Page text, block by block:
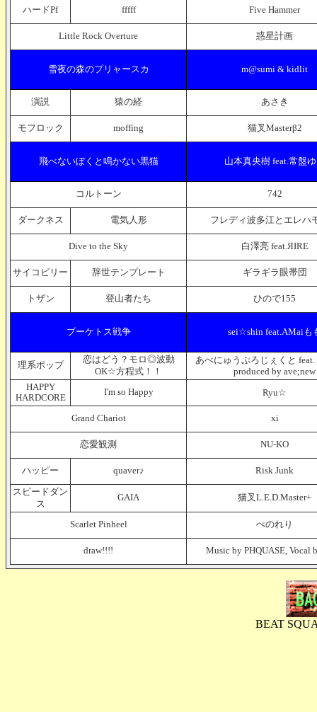
ハードPf fffff Five Hammer
Little Rock Overture 惑星計画
雪夜の森のプリャースカ m@sumi & kidlit
演説 猿の経 あさき
モフロック moffing 猫叉Masterβ2
飛べないぼくと鳴かない黒猫 山本真央樹 feat.常盤
コルトーン 742
ダークネス 電気人形 フレディ波多江とエレハ
Dive to the Sky 白澤亮 feat.ЯIRE
サイコビリー 辞世テンプレート ギラギラ眼帯団
トザン 登山者たち ひので155
ブーケトス戦争 sei☆shin feat.AMaiも
理系ポップ
恋はどう？モロ◎波動
OK☆方程式！！
あべにゅうぷろじぇくと
produced by ave;new
HAPPY
HARDCORE
I'm so Happy Ryu☆
Grand Chariot xi
恋愛観測 NU-KO
ハッピー quaver♪ Risk Junk
スピードダン
ス
GAIA 猫叉L.E.D.Master+
Scarlet Pinheel ぺのれり
draw!!!! Music by PHQUASE, Vocal
BEAT